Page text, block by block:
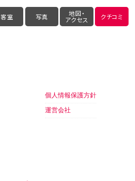
客室 写真 地図・
アクセス クチコミ
個人情報保護方針
運営会社